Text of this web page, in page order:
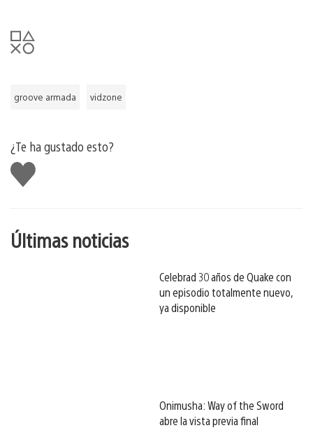
groove armada vidzone
¿Te ha gustado esto?
Me
gusta
Últimas noticias
Celebrad 30 años de Quake con
un episodio totalmente nuevo,
ya disponible
Onimusha: Way of the Sword
abre la vista previa final